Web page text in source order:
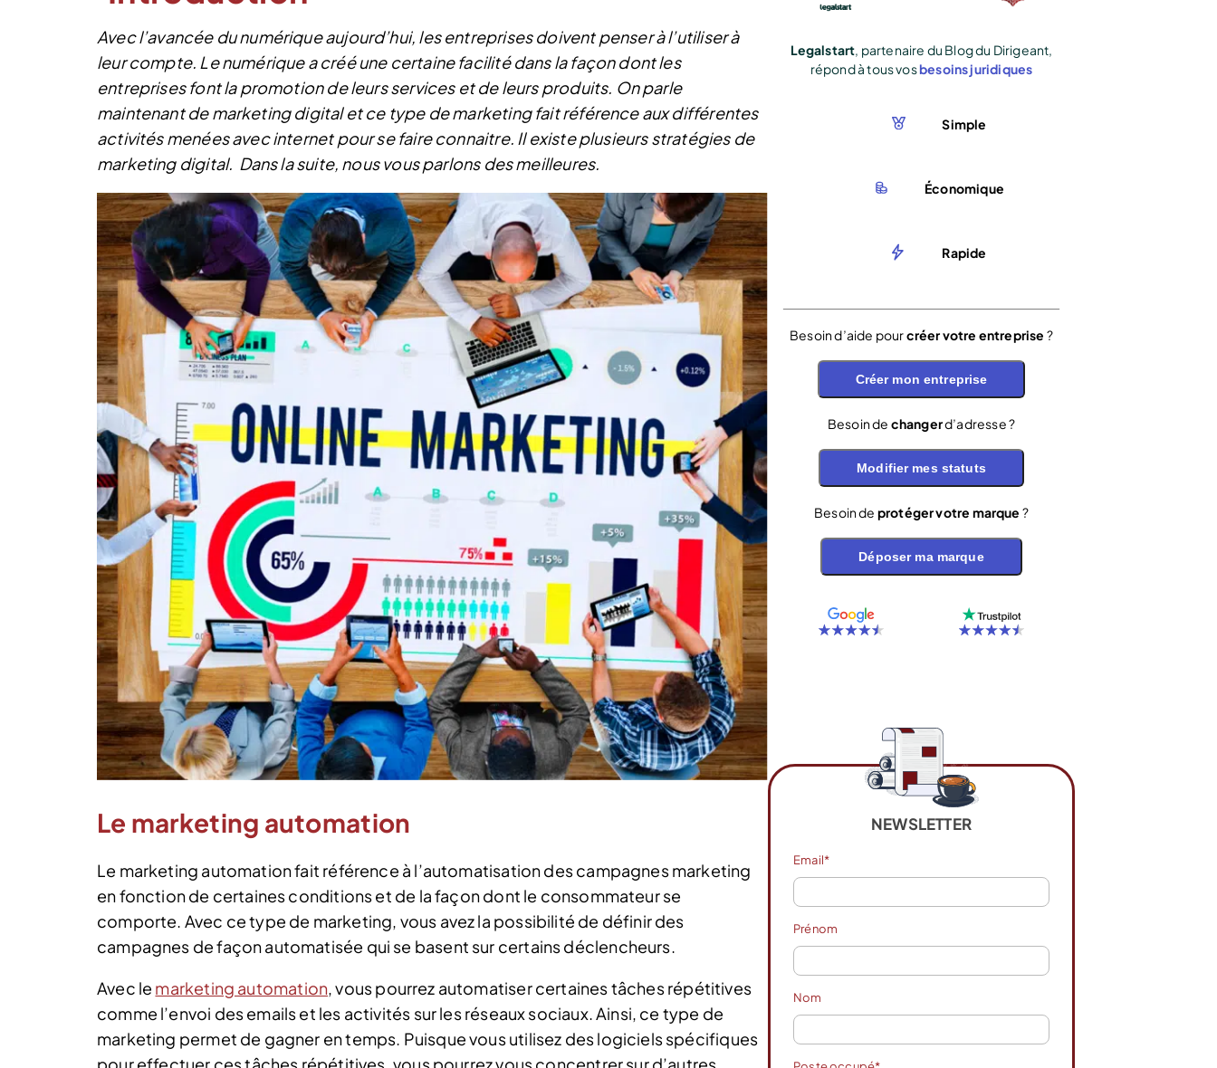
Avec l’avancée du numérique aujourd’hui, les entreprises doivent penser à l’utiliser à
leur compte. Le numérique a créé une certaine facilité dans la façon dont les
entreprises font la promotion de leurs services et de leurs produits. On parle
maintenant de marketing digital et ce type de marketing fait référence aux différentes
activités menées avec internet pour se faire connaitre. Il existe plusieurs stratégies de
marketing digital. Dans la suite, nous vous parlons des meilleures.
Le marketing automation
Le marketing automation fait référence à l’automatisation des campagnes marketing
en fonction de certaines conditions et de la façon dont le consommateur se
comporte. Avec ce type de marketing, vous avez la possibilité de définir des
campagnes de façon automatisée qui se basent sur certains déclencheurs.
Avec le marketing automation, vous pourrez automatiser certaines tâches répétitives
comme l’envoi des emails et les activités sur les réseaux sociaux. Ainsi, ce type de
marketing permet de gagner en temps. Puisque vous utilisez des logiciels spécifiques
pour effectuer ces tâches répétitives, vous pourrez vous concentrer sur d’autres
Legalstart, partenaire du Blog du Dirigeant,
répond à tous vosbesoins juridiques
Simple
Économique
Rapide
Besoin d’aide pourcréer votre entreprise ?
Créer mon entreprise
Besoin de changerd’adresse ?
Modifier mes statuts
Besoin de protéger votre marque ?
Déposer ma marque
NEWSLETTER
Email*
Prénom
Nom